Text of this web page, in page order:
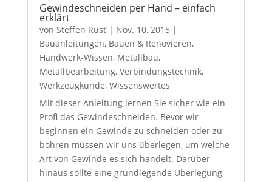
Gewindeschneiden per Hand – einfach
erklärt
von Steffen Rust| Nov. 10, 2015 |
Bauanleitungen, Bauen & Renovieren,
Handwerk-Wissen, Metallbau,
Metallbearbeitung, Verbindungstechnik,
Werkzeugkunde, Wissenswertes
Mit dieser Anleitung lernen Sie sicher wie ein
Profi das Gewindeschneiden. Bevor wir
beginnen ein Gewinde zu schneiden oder zu
bohren müssen wir uns überlegen, um welche
Art von Gewinde es sich handelt. Darüber
hinaus sollte eine grundlegende Überlegung